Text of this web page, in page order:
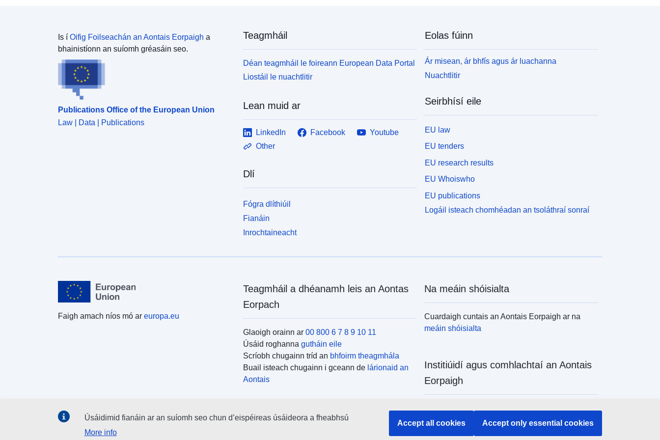
Is í Oifig Foilseachán an Aontais Eorpaigh a
bhainistíonn an suíomh gréasáin seo.
Publications Office of the European Union
Law | Data | Publications
Teagmháil
Déan teagmháil le foireann European Data Portal
Liostáil le nuachtlitir
Lean muid ar
LinkedIn Facebook
Youtube
Other
Dlí
Fógra dlíthiúil
Fianáin
Inrochtaineacht
Eolas fúinn
Ár misean, ár bhfís agus ár luachanna
Nuachtlitir
Seirbhísí eile
EU law
EU tenders
EU research results
EU Whoiswho
EU publications
Logáil isteach chomhéadan an tsoláthraí sonraí
Faigh amach níos mó ar europa.eu
Teagmháil a dhéanamh leis an Aontas
Eorpach
Glaoigh orainn ar 00 800 6 7 8 9 10 11
Úsáid roghanna gutháin eile
Scríobh chugainn tríd an bhfoirm theagmhála
Buail isteach chugainn i gceann de lárionaid an
Aontais
Na meáin shóisialta
Cuardaigh cuntais an Aontais Eorpaigh ar na
meáin shóisialta
Institiúidí agus comhlachtaí an Aontais
Eorpaigh
uile de chuid an Aontais Eorpaigh
Úsáidimid fianáin ar an suíomh seo chun d’eispéireas úsáideora a fheabhsú
More info
Accept all cookies Accept only essential cookies